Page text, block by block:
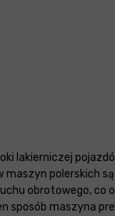
lakierniczej
polerskich
obrotowego, co
sposób maszyna